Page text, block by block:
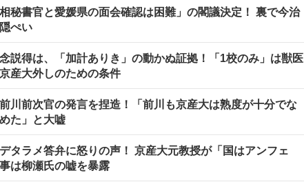
秘書官と愛媛県の面会確認は困難」の閣議決定！ 裏で今治
ぺい
説得は、「加計ありき」の動かぬ証拠！「1校のみ」は獣医
産大外しのための条件
川前次官の発言を捏造！「前川も京産大は熟度が十分でな
た」と大嘘
タラメ答弁に怒りの声！ 京産大元教授が「国はアンフェ
は柳瀬氏の嘘を暴露